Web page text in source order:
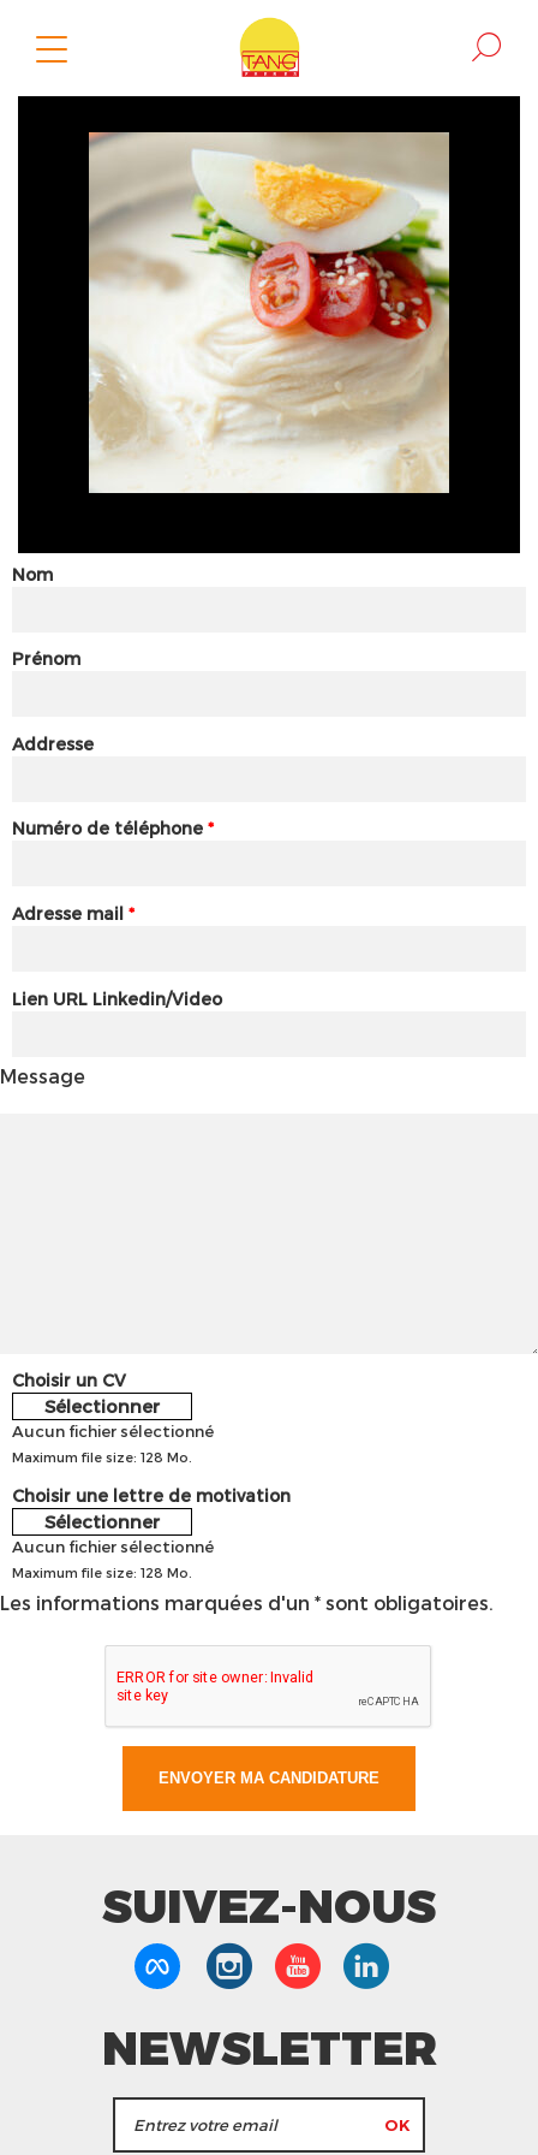
Nom
Prénom
Addresse
Numéro de téléphone *
Adresse mail *
Lien URL Linkedin/Video
Message
Choisir un CV
Sélectionner
Aucun fichier sélectionné
Maximum file size: 128 Mo.
Choisir une lettre de motivation
Sélectionner
Aucun fichier sélectionné
Maximum file size: 128 Mo.
Les informations marquées d'un * sont obligatoires.
SUIVEZ-NOUS
NEWSLETTER